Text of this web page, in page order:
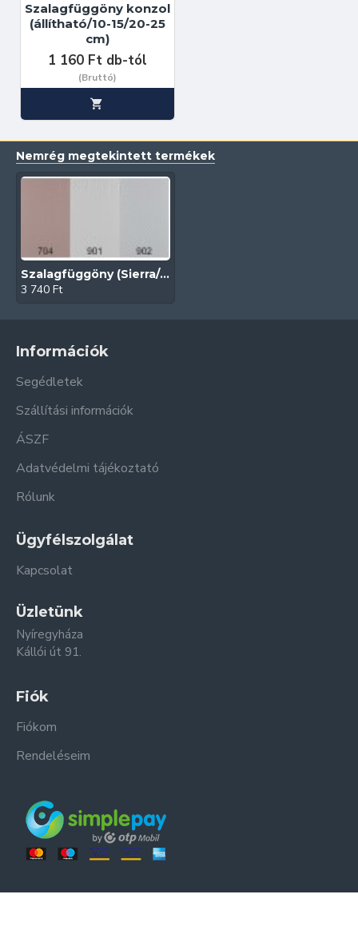
Szalagfüggöny konzol
(állítható/10-15/20-25
cm)
1 160 Ft db-tól
(Bruttó)
Nemrég megtekintett termékek
Szalagfüggöny (Sierra/127 mm)
3 740 Ft
Információk
Segédletek
Szállítási információk
ÁSZF
Adatvédelmi tájékoztató
Rólunk
Ügyfélszolgálat
Kapcsolat
Üzletünk
Nyíregyháza
Kállói út 91.
Fiók
Fiókom
Rendeléseim